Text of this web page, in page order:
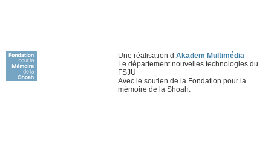
Une réalisation d’Akadem Multimédia
Le département nouvelles technologies du
FSJU
Avec le soutien de la Fondation pour la
mémoire de la Shoah.